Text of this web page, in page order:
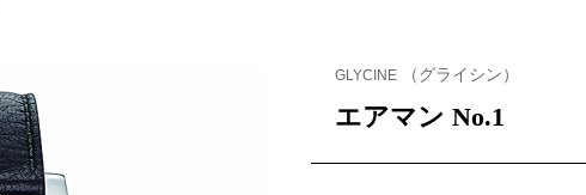
GLYCINE （グライシン）
エアマン No.1